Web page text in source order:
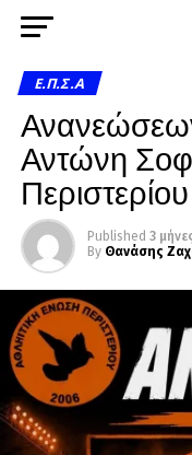
Ε.Π.Σ.Α
Αντώνη
Περιστερίου
Published 3
By Θανάσης